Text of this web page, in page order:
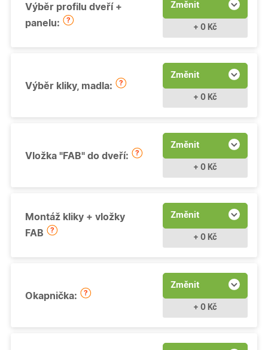
Výběr profilu dveří +
panelu:
Změnit
+ 0 Kč
Výběr kliky, madla:
Změnit
+ 0 Kč
Vložka "FAB" do dveří:
Změnit
+ 0 Kč
Montáž kliky + vložky
FAB
Změnit
+ 0 Kč
Okapnička:
Změnit
+ 0 Kč